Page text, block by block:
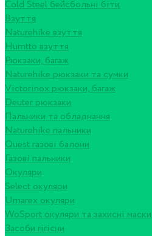
Cold Steel бейсбольні біти
Взуття
Naturehike взуття
Humtto взуття
Рюкзаки, багаж
Naturehike рюкзаки та сумки
Victorinox рюкзаки, багаж
Deuter рюкзаки
Пальники та обладнання
Naturehike пальники
Quest газові балони
Газові пальники
Окуляри
Select окуляри
Umarex окуляри
WoSport окуляри та захисні маски
Засоби гігієни